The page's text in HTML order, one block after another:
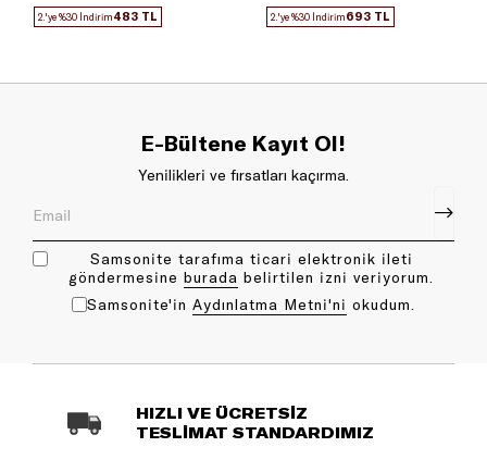
2.'ye %30 İndirim483 TL 2.'ye %30 İndirim693 TL
E-Bültene Kayıt Ol!
Yenilikleri ve fırsatları kaçırma.
Samsonite tarafıma ticari elektronik ileti
göndermesine bu rada belirtilen izni veriyorum.
Samsonite'in Aydınlatma Metni'ni okudum.
HIZLI VE ÜCRETSİZ
TESLİMAT STANDARDIMIZ